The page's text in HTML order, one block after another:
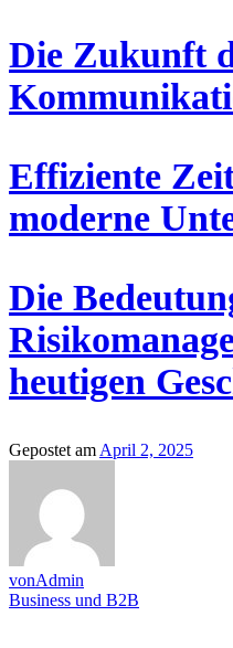
Die Zukunft
Effiziente
moderne
Die
heutigen
Gepostet am April 2, 2025
vonAdmin
Business und B2B